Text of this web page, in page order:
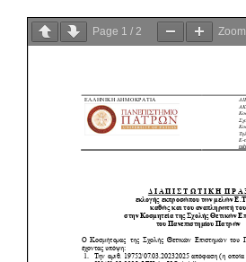
Page 1 / 2 Zoom